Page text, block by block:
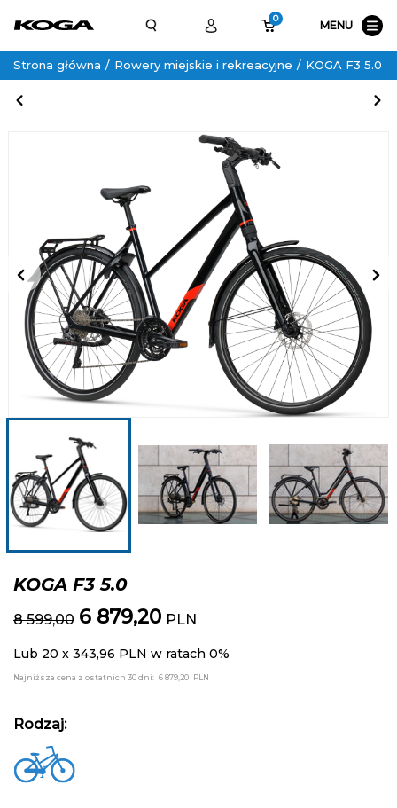
0
MENU
Strona główna Rowery miejskie i rekreacyjne KOGA F3 5.0
KOGA F3 5.0
8 599,00 6 879,20 PLN
Lub 20 x 343,96 PLN w ratach 0%
Najniższa cena z ostatnich 30 dni: 6 879,20 PLN
Rodzaj: